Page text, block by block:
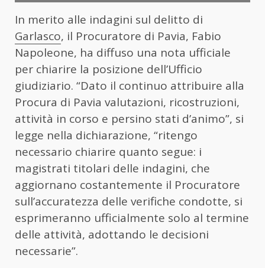
In merito alle indagini sul delitto di
Garlasco, il Procuratore di Pavia, Fabio
Napoleone, ha diffuso una nota ufficiale
per chiarire la posizione dell’Ufficio
giudiziario. “Dato il continuo attribuire alla
Procura di Pavia valutazioni, ricostruzioni,
attività in corso e persino stati d’animo”, si
legge nella dichiarazione, “ritengo
necessario chiarire quanto segue: i
magistrati titolari delle indagini, che
aggiornano costantemente il Procuratore
sull’accuratezza delle verifiche condotte, si
esprimeranno ufficialmente solo al termine
delle attività, adottando le decisioni
necessarie”.